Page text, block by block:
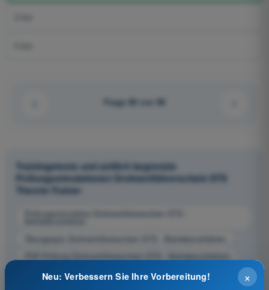
Frage 80 von 96
Trainingstests und zeitlich begrenzte
Prüfungssimulationen Drohnenführerschein STS
Theorie-Trainer
Prüfungssimulation Drohnenführerschein STS -
Übungsquiz Drohnenführerschein STS - Betriebsverfahren
PDF-Prüfung Drohnenführerschein STS - Betriebsverfahren
×
Neu: Verbessern Sie Ihre Vorbereitung!